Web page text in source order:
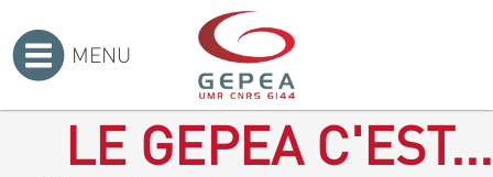
MENU
LE GEPEA C'EST...